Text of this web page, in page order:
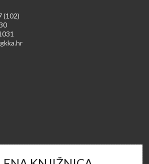
(102)